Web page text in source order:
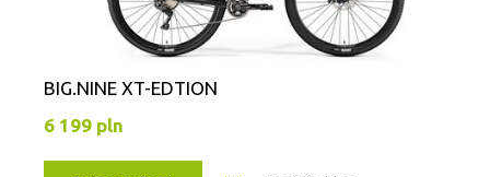
BIG.NINE XT-EDTION
6 199 pln